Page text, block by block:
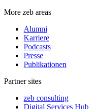
More zeb areas
Alumni
Karriere
Podcasts
Presse
Publikationen
Partner sites
zeb consulting
Digital Services Hub